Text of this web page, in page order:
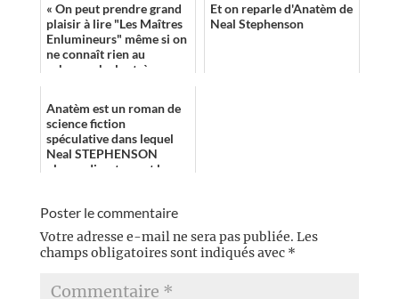
« On peut prendre grand
plaisir à lire "Les Maîtres
Enlumineurs" même si on
ne connaît rien au
cyberpunk ; les très
Et on reparle d'Anatèm de
Neal Stephenson
Anatèm est un roman de
science fiction
spéculative dans lequel
Neal STEPHENSON
plonge directement le
Poster le commentaire
Votre adresse e-mail ne sera pas publiée. Les
champs obligatoires sont indiqués avec *